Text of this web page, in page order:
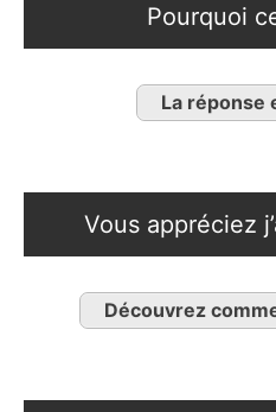
Pourquoi
La réponse
Vous appréciez
Découvrez